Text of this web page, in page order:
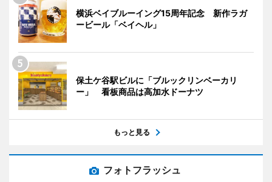
横浜ベイブルーイング15周年記念 新作ラガ
ービール「ベイヘル」
保土ケ谷駅ビルに「ブルックリンベーカリ
ー」 看板商品は高加水ドーナツ
もっと見る
フォトフラッシュ